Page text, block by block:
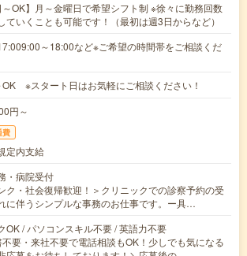
～OK】月～金曜日で希望シフト制 ※徐々に勤務回数
ていくことも可能です！（最初は週3日からなど）
～18:00など※ご希望の時間帯をご相談くだ
※スタート日はお気軽にご相談ください！
円～
費
定内支給
・病院受付
ク・社会復帰歓迎！＞クリニックでの診察予約の受
に伴うシンプルな事務のお仕事です。ー具…
OK / パソコンスキル不要 / 英語力不要
要・来社不要で電話相談もOK！少しでも気になる